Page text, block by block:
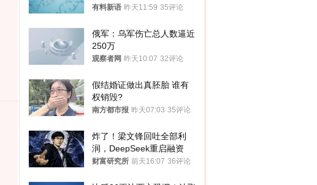
年才对外披露
有料新语 昨天11:59 35评论
俄军：乌军伤亡总人数逼近
250万
观察者网 昨天10:07 32评论
假结婚证做出真胚胎 谁有
权销毁?
南方都市报 昨天07:03 35评论
炸了！梁文锋回吐全部利
润，DeepSeek重启融资
财富研究所 前天16:07 36评论